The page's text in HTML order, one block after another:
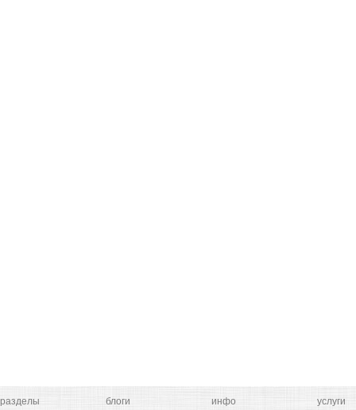
разделы
блоги
инфо
услуги